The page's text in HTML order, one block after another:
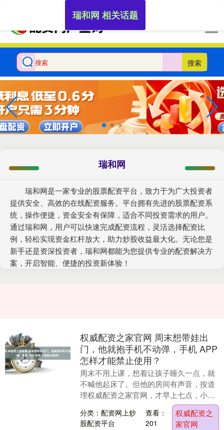
搜索
瑞和网
瑞和网是一家专业的股票配资平台，致力于为广大投资者
提供安全、高效的在线配资服务。平台拥有先进的股票配资系
统，操作便捷，资金安全有保障，适合不同投资需求的用户。
通过瑞和网，用户可以快速完成配资流程，灵活选择配资比
例，轻松实现资金杠杆放大，助力炒股收益最大化。无论您是
新手还是资深投资者，瑞和网都能为您提供专业的配资解决方
案，开启智能、便捷的投资新体验！
瑞和网 相关话题
权威配资之家官网 周末想带娃出
门，他就抱手机不动弹，手机 APP
怎样才能禁止使用？
周末不用上课，想着让孩子睡久一点，就
不喊他起床了。但他的房间有声音，按道
理权威配资之家官网，才早上七点，小孩
应该还在睡，平常这个点都赖床不肯起来
上学，难不成周末....
分类：配资网上炒
股配资平台
查看：
201
权威配资之
家官网